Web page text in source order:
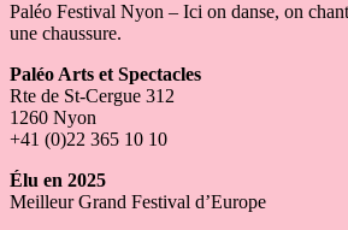
Paléo Festival Nyon – Ici on danse, on
une chaussure.
Paléo Arts et Spectacles
Rte de St-Cergue 312
1260 Nyon
+41 (0)22 365 10 10
Élu en 2025
Meilleur Grand Festival d’Europe